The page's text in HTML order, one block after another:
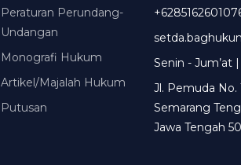
Peraturan Perundang-
Undangan
Monografi Hukum
Artikel/Majalah Hukum
Putusan
Senin - Jum’at
Jl. Pemuda No.
Semarang
Jawa Tengah